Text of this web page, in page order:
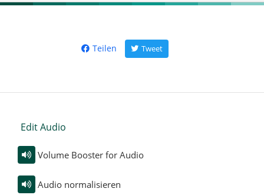
Teilen Tweet
Edit Audio
Volume Booster for Audio
Audio normalisieren